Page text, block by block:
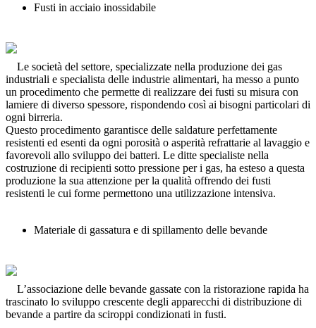
Fusti in acciaio inossidabile
Le società del settore, specializzate nella produzione dei gas
industriali e specialista delle industrie alimentari, ha messo a punto
un procedimento che permette di realizzare dei fusti su misura con
lamiere di diverso spessore, rispondendo così ai bisogni particolari di
ogni birreria.
Questo procedimento garantisce delle saldature perfettamente
resistenti ed esenti da ogni porosità o asperità refrattarie al lavaggio e
favorevoli allo sviluppo dei batteri. Le ditte specialiste nella
costruzione di recipienti sotto pressione per i gas, ha esteso a questa
produzione la sua attenzione per la qualità offrendo dei fusti
resistenti le cui forme permettono una utilizzazione intensiva.
Materiale di gassatura e di spillamento delle bevande
L’associazione delle bevande gassate con la ristorazione rapida ha
trascinato lo sviluppo crescente degli apparecchi di distribuzione di
bevande a partire da sciroppi condizionati in fusti.